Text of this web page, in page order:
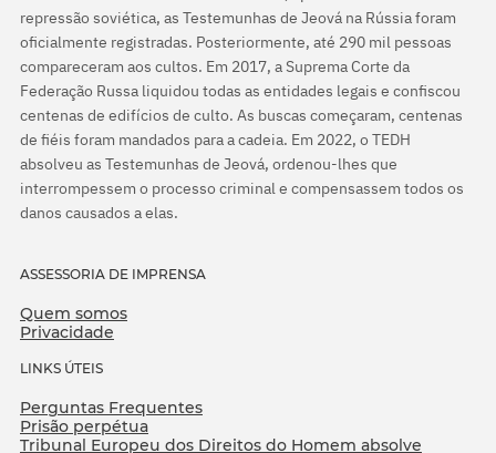
repressão soviética, as Testemunhas de Jeová na Rússia foram
oficialmente registradas. Posteriormente, até 290 mil pessoas
compareceram aos cultos. Em 2017, a Suprema Corte da
Federação Russa liquidou todas as entidades legais e confiscou
centenas de edifícios de culto. As buscas começaram, centenas
de fiéis foram mandados para a cadeia. Em 2022, o TEDH
absolveu as Testemunhas de Jeová, ordenou-lhes que
interrompessem o processo criminal e compensassem todos os
danos causados a elas.
ASSESSORIA DE IMPRENSA
Quem somos
Privacidade
LINKS ÚTEIS
Perguntas Frequentes
Prisão perpétua
Tribunal Europeu dos Direitos do Homem absolve